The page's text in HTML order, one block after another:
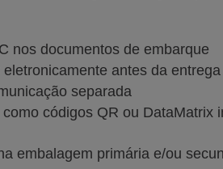
nos documentos de embarque
antes da
separada
códigos QR ou DataMatrix
embalagem primária e/ou